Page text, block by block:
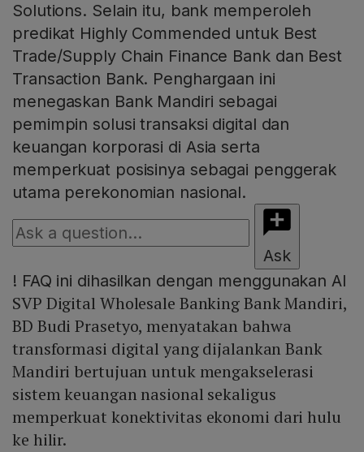
Solutions. Selain itu, bank memperoleh
predikat Highly Commended untuk Best
Trade/Supply Chain Finance Bank dan Best
Transaction Bank. Penghargaan ini
menegaskan Bank Mandiri sebagai
pemimpin solusi transaksi digital dan
keuangan korporasi di Asia serta
memperkuat posisinya sebagai penggerak
utama perekonomian nasional.
Ask
! FAQ ini dihasilkan dengan menggunakan AI
SVP Digital Wholesale Banking Bank Mandiri,
BD Budi Prasetyo, menyatakan bahwa
transformasi digital yang dijalankan Bank
Mandiri bertujuan untuk mengakselerasi
sistem keuangan nasional sekaligus
memperkuat konektivitas ekonomi dari hulu
ke hilir.